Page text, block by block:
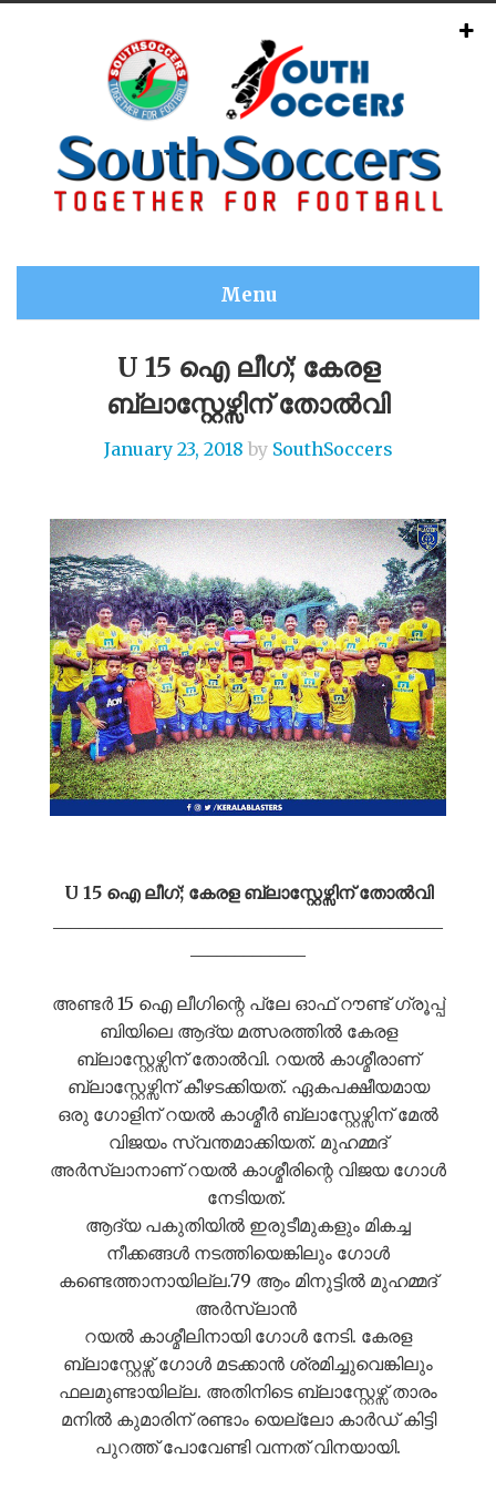
Menu
U 15 ഐ ലീഗ്; കേരള
ബ്ലാസ്റ്റേഴ്സിന് തോൽവി
January 23, 2018 by SouthSoccers
U 15 ഐ ലീഗ്; കേരള ബ്ലാസ്റ്റേഴ്സിന് തോൽവി
അണ്ടർ 15 ഐ ലീഗിന്റെ പ്ലേ ഓഫ് റൗണ്ട് ഗ്രൂപ്പ്
ബിയിലെ ആദ്യ മത്സരത്തിൽ കേരള
ബ്ലാസ്റ്റേഴ്സിന് തോൽവി. റയൽ കാശ്മീരാണ്
ബ്ലാസ്റ്റേഴ്സിന് കീഴടക്കിയത്. ഏകപക്ഷീയമായ
ഒരു ഗോളിന് റയൽ കാശ്മീർ ബ്ലാസ്റ്റേഴ്സിന് മേൽ
വിജയം സ്വന്തമാക്കിയത്. മുഹമ്മദ്
അർസ്ലാനാണ് റയൽ കാശ്മീരിന്റെ വിജയ ഗോൾ
നേടിയത്.
ആദ്യ പകുതിയിൽ ഇരുടീമുകളും മികച്ച
നീക്കങ്ങൾ നടത്തിയെങ്കിലും ഗോൾ
കണ്ടെത്താനായില്ല.79 ആം മിനുട്ടിൽ മുഹമ്മദ്
അർസ്ലാൻ
റയൽ കാശ്മീലിനായി ഗോൾ നേടി. കേരള
ബ്ലാസ്റ്റേഴ്സ് ഗോൾ മടക്കാൻ ശ്രമിച്ചുവെങ്കിലും
ഫലമുണ്ടായില്ല. അതിനിടെ ബ്ലാസ്റ്റേഴ്സ് താരം
മനിൽ കുമാരിന് രണ്ടാം യെല്ലോ കാർഡ് കിട്ടി
പുറത്ത് പോവേണ്ടി വന്നത് വിനയായി.